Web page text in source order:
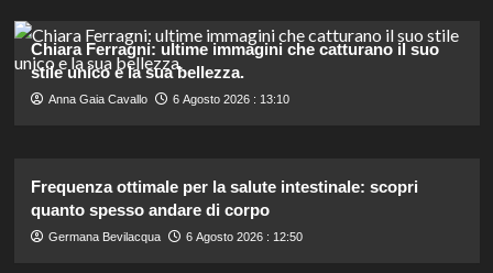
Chiara Ferragni: ultime immagini che catturano il suo
stile unico e la sua bellezza.
Anna Gaia Cavallo 6 Agosto 2026 : 13:10
Frequenza ottimale per la salute intestinale: scopri
quanto spesso andare di corpo
Germana Bevilacqua 6 Agosto 2026 : 12:50